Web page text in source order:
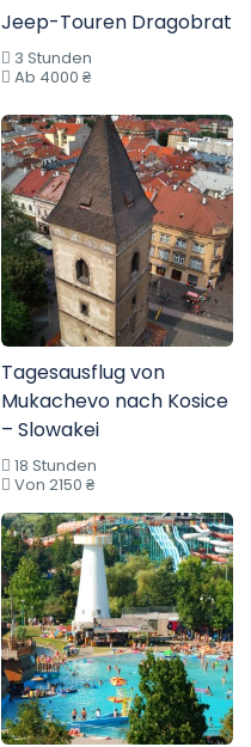
Jeep-Touren Dragobrat
3 Stunden
Ab 4000 ₴
Tagesausflug von
Mukachevo nach Kosice
– Slowakei
18 Stunden
Von 2150 ₴